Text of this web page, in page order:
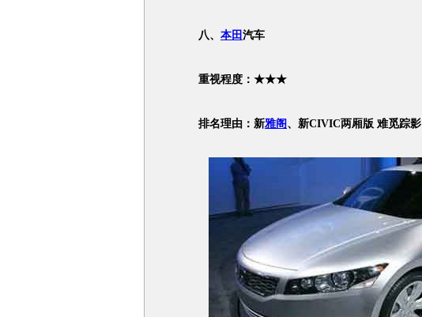
八、 本田 汽车
重视程度：★★★
排名理由：新雅阁 、新CIVIC两厢版 难觅踪影